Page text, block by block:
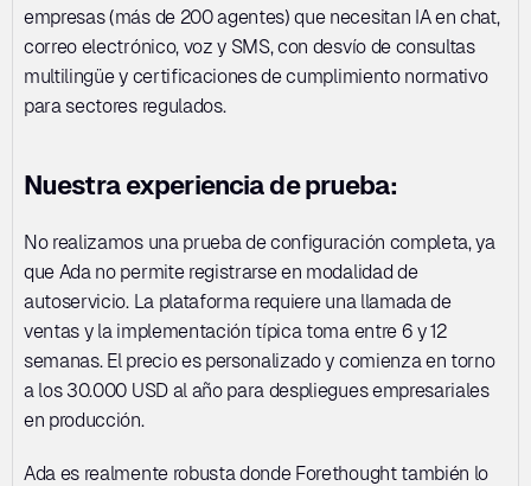
empresas (más de 200 agentes) que necesitan IA en chat,
correo electrónico, voz y SMS, con desvío de consultas
multilingüe y certificaciones de cumplimiento normativo
para sectores regulados.
Nuestra experiencia de prueba:
No realizamos una prueba de configuración completa, ya
que Ada no permite registrarse en modalidad de
autoservicio. La plataforma requiere una llamada de
ventas y la implementación típica toma entre 6 y 12
semanas. El precio es personalizado y comienza en torno
a los 30.000 USD al año para despliegues empresariales
en producción.
Ada es realmente robusta donde Forethought también lo